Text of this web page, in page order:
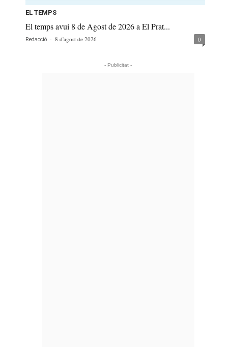
EL TEMPS
El temps avui 8 de Agost de 2026 a El Prat...
Redacció - 8 d'agost de 2026 0
- Publicitat -